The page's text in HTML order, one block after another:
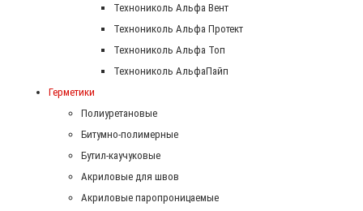
Технониколь Альфа Вент
Технониколь Альфа Протект
Технониколь Альфа Топ
Технониколь АльфаПайп
Герметики
Полиуретановые
Битумно-полимерные
Бутил-каучуковые
Акриловые для швов
Акриловые паропроницаемые